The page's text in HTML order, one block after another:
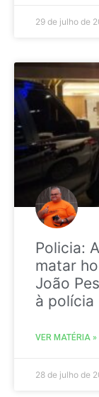
29 de julho de
Policia:
matar
João
à polícia
VER MATÉRIA »
28 de julho de